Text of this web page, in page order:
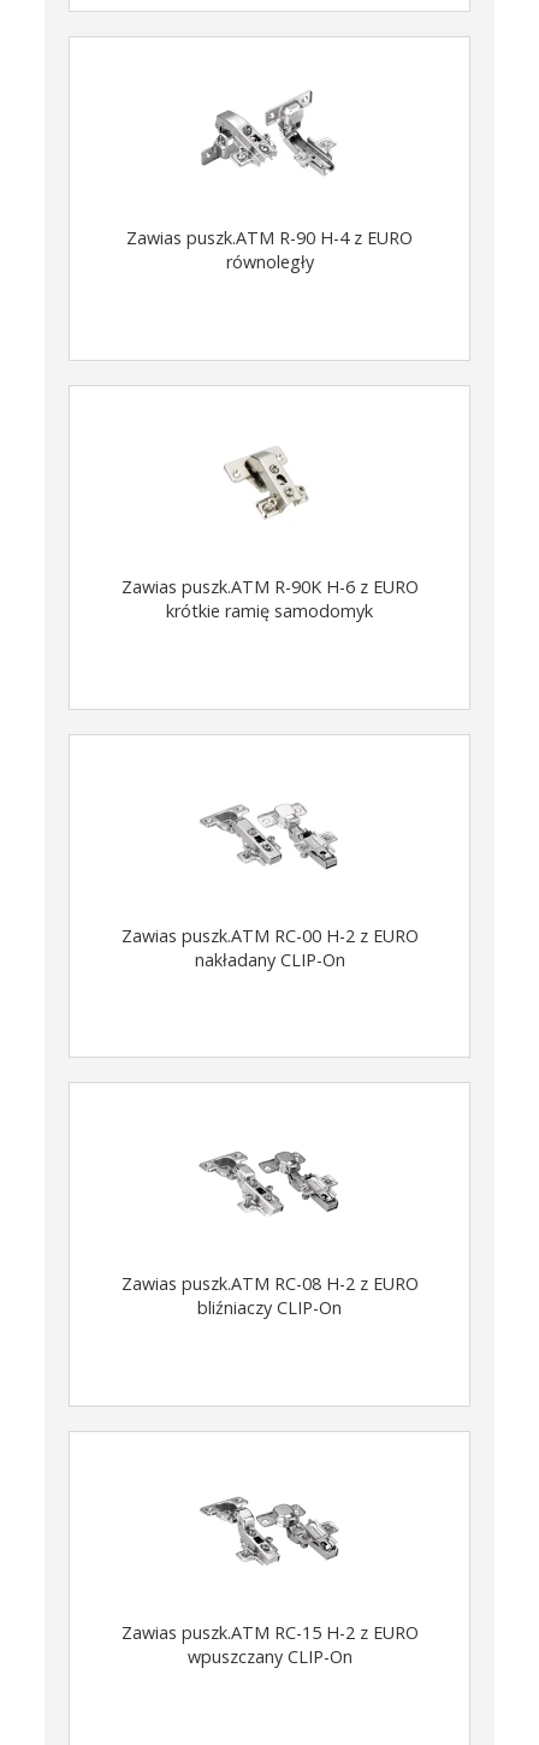
Zawias puszk.ATM R-90 H-4 z EURO
równoległy
Zawias puszk.ATM R-90K H-6 z EURO
krótkie ramię samodomyk
Zawias puszk.ATM RC-00 H-2 z EURO
nakładany CLIP-On
Zawias puszk.ATM RC-08 H-2 z EURO
bliźniaczy CLIP-On
Zawias puszk.ATM RC-15 H-2 z EURO
wpuszczany CLIP-On